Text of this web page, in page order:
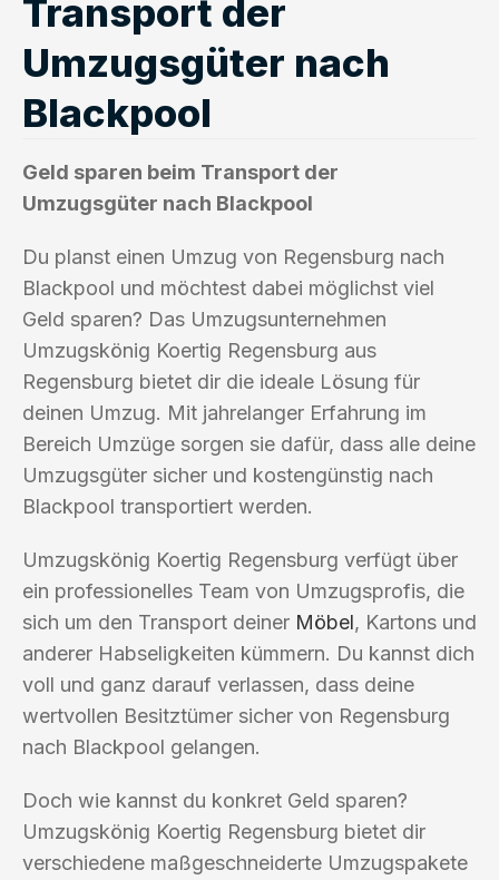
Transport der
Umzugsgüter nach
Blackpool
Geld sparen beim Transport der
Umzugsgüter nach Blackpool
Du planst einen Umzug von Regensburg nach
Blackpool und möchtest dabei möglichst viel
Geld sparen? Das Umzugsunternehmen
Umzugskönig Koertig Regensburg aus
Regensburg bietet dir die ideale Lösung für
deinen Umzug. Mit jahrelanger Erfahrung im
Bereich Umzüge sorgen sie dafür, dass alle deine
Umzugsgüter sicher und kostengünstig nach
Blackpool transportiert werden.
Umzugskönig Koertig Regensburg verfügt über
ein professionelles Team von Umzugsprofis, die
sich um den Transport deiner Möbel, Kartons und
anderer Habseligkeiten kümmern. Du kannst dich
voll und ganz darauf verlassen, dass deine
wertvollen Besitztümer sicher von Regensburg
nach Blackpool gelangen.
Doch wie kannst du konkret Geld sparen?
Umzugskönig Koertig Regensburg bietet dir
verschiedene maßgeschneiderte Umzugspakete